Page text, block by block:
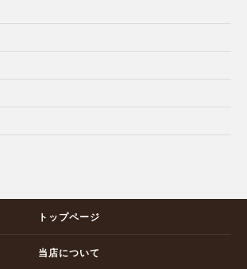
トップページ
当店について